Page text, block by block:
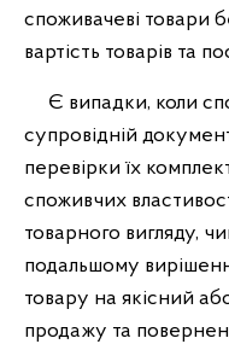
споживачеві товари
вартість товарів та
Є випадки, коли
супровідній
перевірки їх
споживчих
товарного вигляду,
подальшому
товару на якісний
продажу та